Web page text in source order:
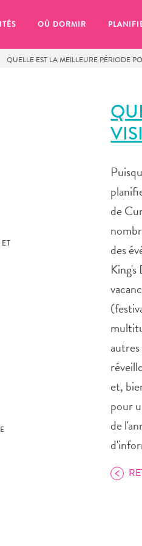
OÙ DORMIR
QUELLE EST LA MEILLEURE PÉRIODE
de
des
et,
pour
de
chose pour plus tard,